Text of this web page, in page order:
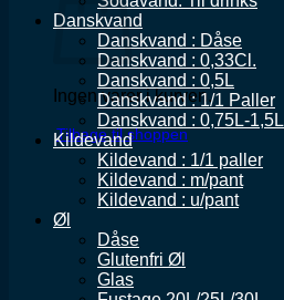
Ingen varer i kurven.
Tilbage til shoppen
Danskvand
Danskvand : Dåse
Danskvand : 0,33Cl.
Danskvand : 0,5L
Danskvand : 1/1 Paller
Danskvand : 0,75L-1,5L
Kildevand
Kildevand : 1/1 paller
Kildevand : m/pant
Kildevand : u/pant
Øl
Dåse
Glutenfri Øl
Glas